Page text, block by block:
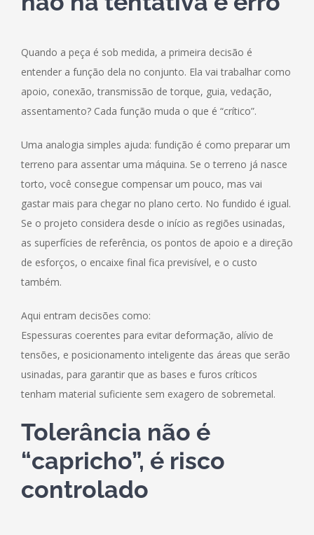
Quando a peça é sob medida, a primeira decisão é
entender a função dela no conjunto. Ela vai trabalhar como
apoio, conexão, transmissão de torque, guia, vedação,
assentamento? Cada função muda o que é “crítico”.
Uma analogia simples ajuda: fundição é como preparar um
terreno para assentar uma máquina. Se o terreno já nasce
torto, você consegue compensar um pouco, mas vai
gastar mais para chegar no plano certo. No fundido é igual.
Se o projeto considera desde o início as regiões usinadas,
as superfícies de referência, os pontos de apoio e a direção
de esforços, o encaixe final fica previsível, e o custo
também.
Aqui entram decisões como:
Espessuras coerentes para evitar deformação, alívio de
tensões, e posicionamento inteligente das áreas que serão
usinadas, para garantir que as bases e furos críticos
tenham material suficiente sem exagero de sobremetal.
Tolerância não é
“capricho”, é risco
controlado